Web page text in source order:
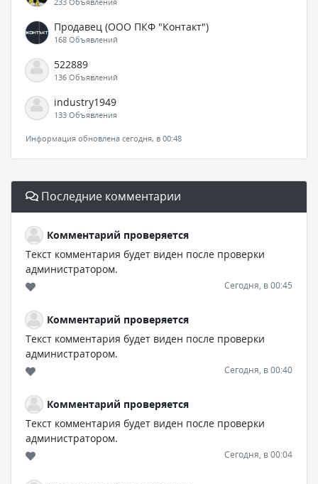
Продавец (ООО ПКФ "Контакт")
168 Объявлений
522889
136 Объявлений
industry1949
133 Объявления
Информация обновлена сегодня, в 00:48
Последние комментарии
Комментарий проверяется
Текст комментария будет виден после проверки
администратором.
Сегодня, в 00:45
Комментарий проверяется
Текст комментария будет виден после проверки
администратором.
Сегодня, в 00:40
Комментарий проверяется
Текст комментария будет виден после проверки
администратором.
Сегодня, в 00:04